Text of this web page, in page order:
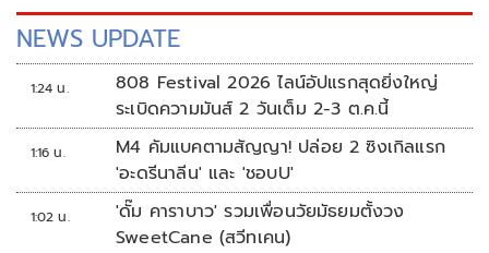
NEWS UPDATE
1:24 น.
808 Festival 2026 ไลน์อัปแรกสุดยิ่งใหญ่
ระเบิดความมันส์ 2 วันเต็ม 2-3 ต.ค.นี้
1:16 น.
M4 คัมแบคตามสัญญา! ปล่อย 2 ซิงเกิลแรก
'อะดรีนาลีน' และ 'ชอบU'
1:02 น.
'ดั๊ม คาราบาว' รวมเพื่อนวัยมัธยมตั้งวง
SweetCane (สวีทเคน)